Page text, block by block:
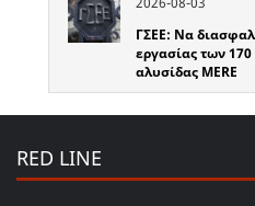
ΓΣΕΕ: Να
εργασίας των
αλυσίδας MERE
RED LINE